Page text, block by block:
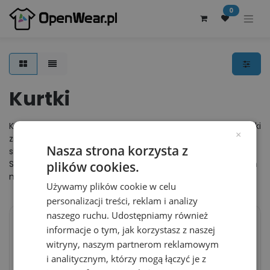
0
Kurtki
Kurtki męskie oraz damskie na każdą porę roku. Ciepłe kurtki
zimowe, z polarem, wodoszczelne lub letnie kurtki i soft-
shelle, doskonałe na chłodniejsze letnie i jesienne dni.
Sprawdzona jakość od najbardziej popularnych światowych
marek odzieżowych.
Kurtka Klasyczna
Polarowa S5030 - Black NASZ WYBÓR
Bluza Klasyczna
Mikropolar BCFUI50 -
White
×
Nasza strona korzysta z
plików cookies.
Używamy plików cookie w celu
personalizacji treści, reklam i analizy
naszego ruchu. Udostępniamy również
informacje o tym, jak korzystasz z naszej
witryny, naszym partnerom reklamowym
i analitycznym, którzy mogą łączyć je z